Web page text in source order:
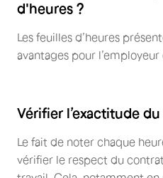
d'heures ?
Les feuilles d’heures
avantages pour l’employeur
Vérifier l’exactitude
Le fait de noter chaque
vérifier le respect du